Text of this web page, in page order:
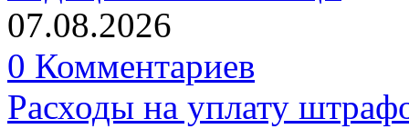
07.08.2026
0 Комментариев
Расходы на уплату